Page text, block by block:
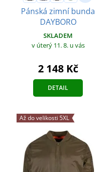
Pánská zimní bunda
DAYBORO
SKLADEM
v úterý 11. 8. u vás
2 148 Kč
DETAIL
Až do velikosti 5XL